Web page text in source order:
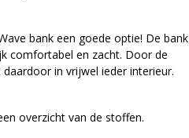
bank een goede optie! De bank
comfortabel en zacht. Door de
in vrijwel ieder interieur.
overzicht van de stoffen.